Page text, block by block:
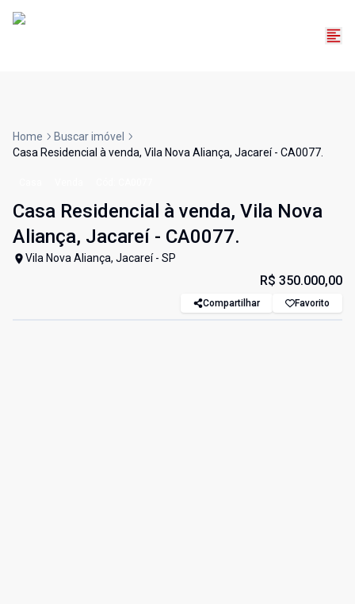
Home
Buscar imóvel
Casa Residencial à venda, Vila Nova Aliança, Jacareí - CA0077.
Casa Residencial à venda, Vila Nova
Aliança, Jacareí - CA0077.
Vila Nova Aliança, Jacareí - SP
R$ 350.000,00
Compartilhar Favorito